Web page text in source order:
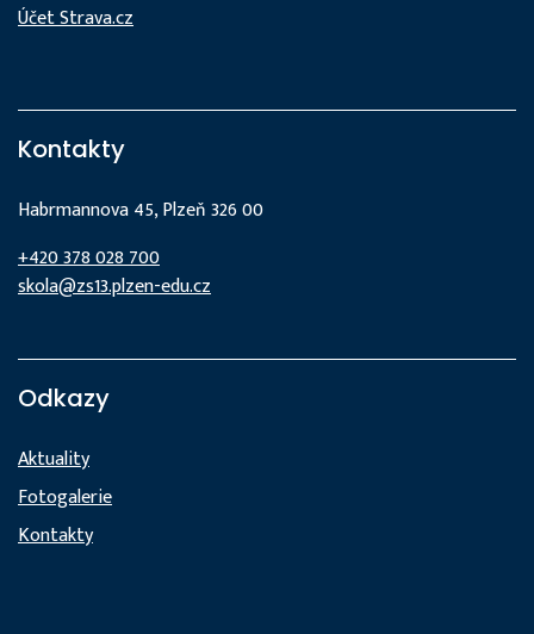
Účet Strava.cz
Kontakty
Habrmannova 45, Plzeň 326 00
+420 378 028 700
skola@zs13.plzen-edu.cz
Odkazy
Aktuality
Fotogalerie
Kontakty